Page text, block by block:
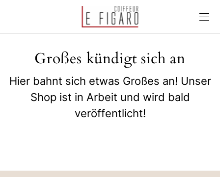
Großes kündigt sich an
Hier bahnt sich etwas Großes an! Unser
Shop ist in Arbeit und wird bald
veröffentlicht!